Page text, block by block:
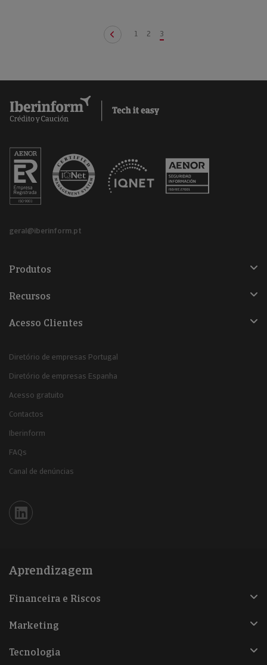
1 2 3
geral@iberinform.pt
Produtos
Recursos
Acesso Clientes
Diretório de empresas Portugal
Diretório de empresas Espanha
Acesso gratuito
Contactos
Iberinform
FAQs
Canal de denúncias
Iberinform en Linkedin
Aprendizagem
Financeira e Riscos
Marketing
Tecnologia